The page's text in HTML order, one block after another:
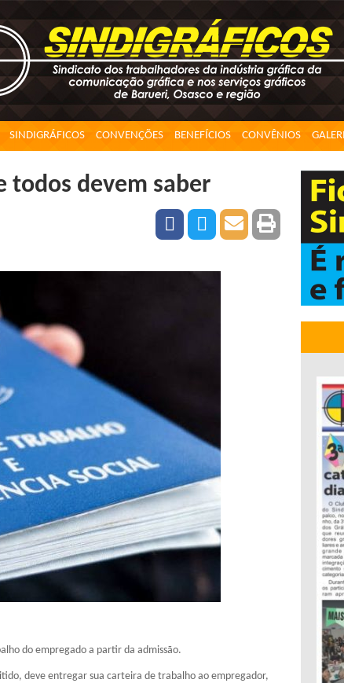
SINDIGRÁFICOS CONVENÇÕES BENEFÍCIOS CONVÊNIOS
todos devem saber
do empregado a partir da admissão.
deve entregar sua carteira de trabalho ao empregador,